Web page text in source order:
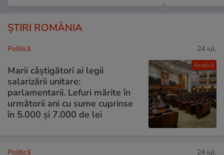
ȘTIRI ROMÂNIA
Analiză
Politică 24 iul.
Marii câștigători ai legii
salarizării unitare:
parlamentarii. Lefuri mărite în
următorii ani cu sume cuprinse
în 5.000 și 7.000 de lei
Politică 24 iul.